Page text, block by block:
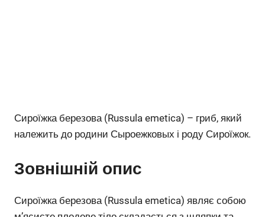
Сироїжка березова (Russula emetica) – гриб, який
належить до родини Сыроежковых і роду Сироїжок.
Зовнішній опис
Сироїжка березова (Russula emetica) являє собою